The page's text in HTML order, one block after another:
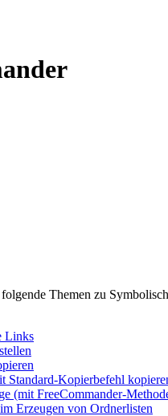
Themen zu
Links
Standard-Kopierbefehl
(mit FreeCommander-
Erzeugen von Ordnerlisten